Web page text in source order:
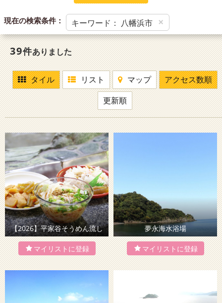
現在の検索条件： キーワード： 八幡浜市 ×
39件ありました
タイル リスト マップ
アクセス数順
更新順
【2026】平家谷そうめん流し 夢永海水浴場